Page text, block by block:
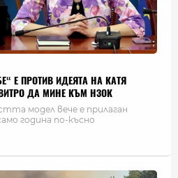
Е ПРОТИВ ИДЕЯТА НА КАТЯ
ДА МИНЕ КЪМ НЗОК
модел вече е прилаган
година по-късно